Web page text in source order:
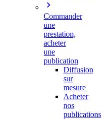
Commander
une
prestation,
acheter
une
publication
Diffusion
sur
mesure
Acheter
nos
publications